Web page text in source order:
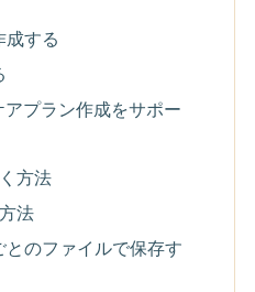
する
プラン作成をサポー
方法
法
のファイルで保存す